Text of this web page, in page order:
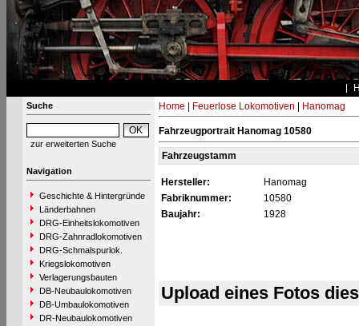
Suche
zur erweiterten Suche
Navigation
Geschichte & Hintergründe
Länderbahnen
DRG-Einheitslokomotiven
DRG-Zahnradlokomotiven
DRG-Schmalspurlok.
Kriegslokomotiven
Verlagerungsbauten
DB-Neubaulokomotiven
DB-Umbaulokomotiven
DR-Neubaulokomotiven
Home Feuerlose Lokomotiven Hanomag
Fahrzeugportrait Hanomag 10580
Fahrzeugstamm
Hersteller:
Hanomag
Fabriknummer:
10580
Baujahr:
1928
Upload eines Fotos